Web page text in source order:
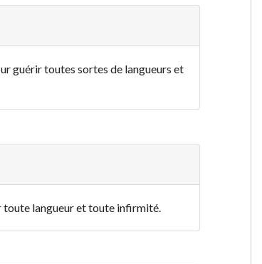
guérir toutes sortes de langueurs et
toute langueur et toute infirmité.